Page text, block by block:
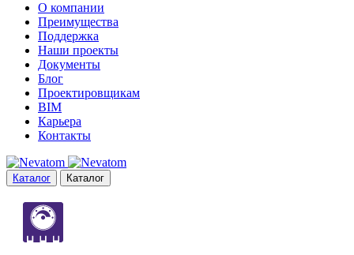
О компании
Преимущества
Поддержка
Наши проекты
Документы
Блог
Проектировщикам
BIM
Карьера
Контакты
Каталог Каталог